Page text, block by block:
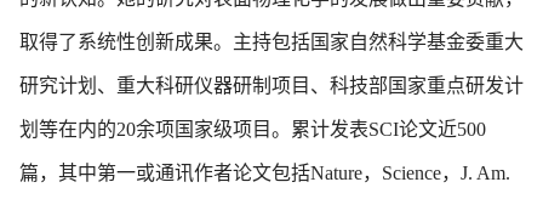
取得了系统性创新成果。主持包括国家自然科学基金委重大
研究计划、重大科研仪器研制项目、科技部国家重点研发计
划等在内的20余项国家级项目。累计发表SCI论文近500
篇，其中第一或通讯作者论文包括Nature，Science，J. Am.